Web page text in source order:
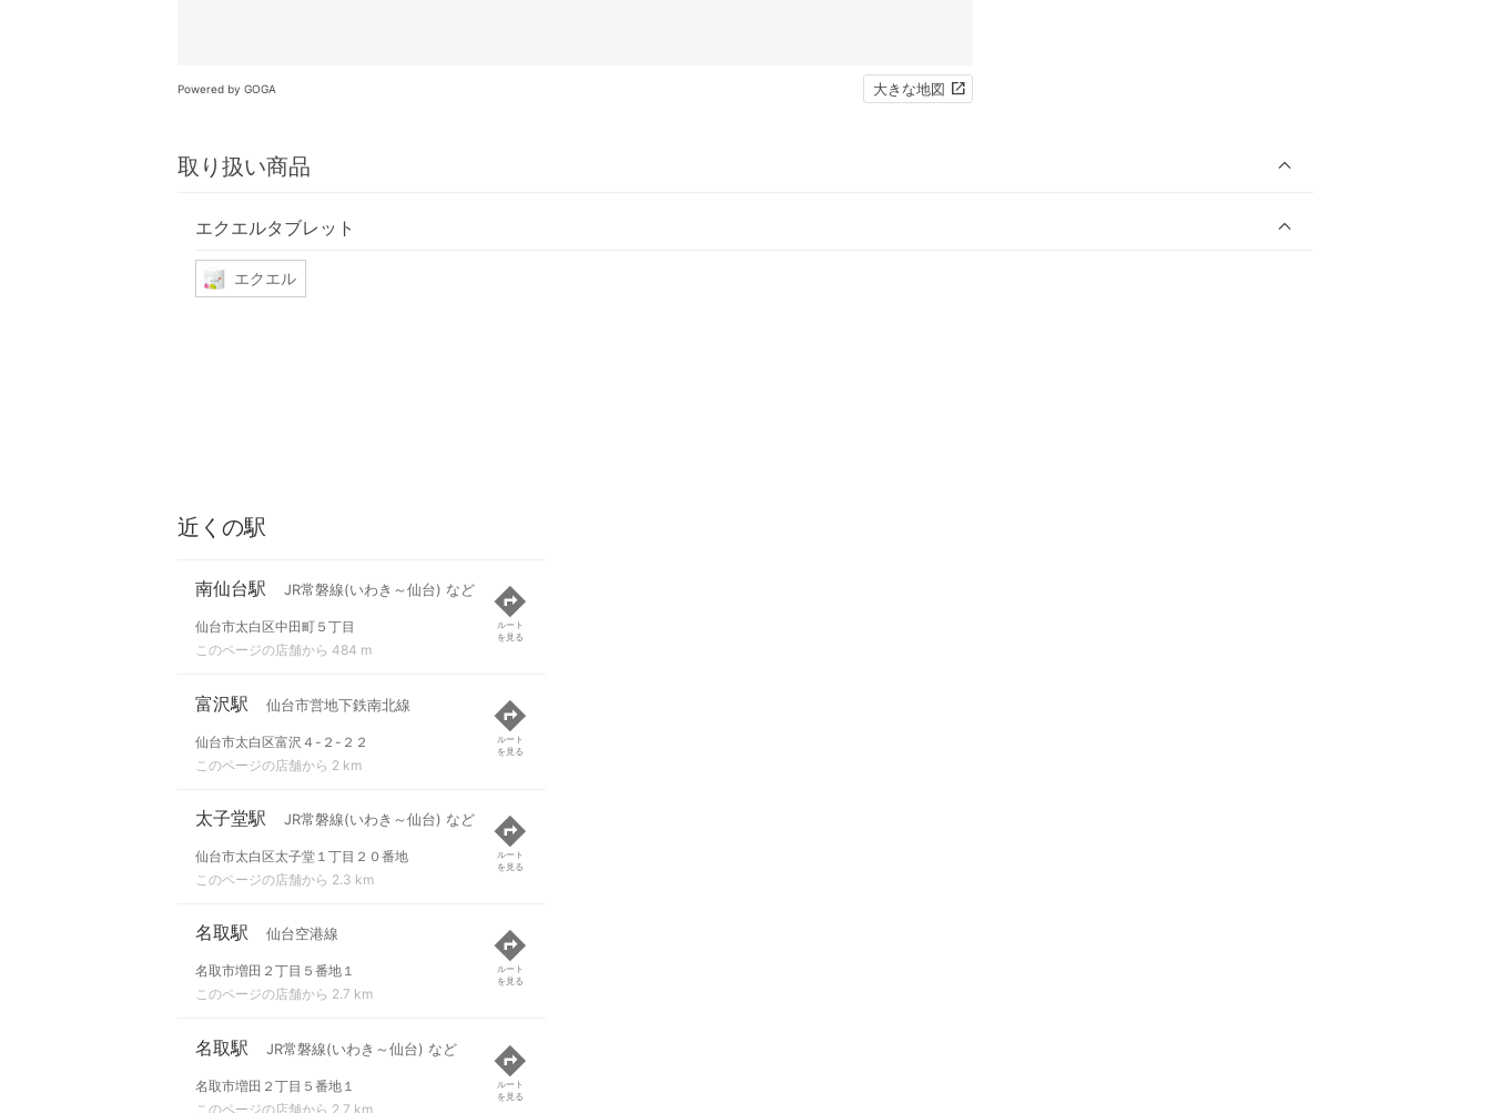
Powered by GOGA 大きな地図
取り扱い商品
エクエルタブレット
エクエル
近くの駅
南仙台駅 JR常磐線(いわき～仙台) など
仙台市太白区中田町５丁目
このページの店舗から 484 m
ルート
を見る
富沢駅 仙台市営地下鉄南北線
仙台市太白区富沢４-２-２２
このページの店舗から 2 km
ルート
を見る
太子堂駅 JR常磐線(いわき～仙台) など
仙台市太白区太子堂１丁目２０番地
このページの店舗から 2.3 km
ルート
を見る
名取駅 仙台空港線
名取市増田２丁目５番地１
このページの店舗から 2.7 km
ルート
を見る
名取駅 JR常磐線(いわき～仙台) など
名取市増田２丁目５番地１
このページの店舗から 2.7 km
ルート
を見る